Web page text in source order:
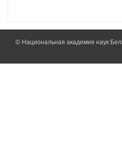
© Национальная академия наук